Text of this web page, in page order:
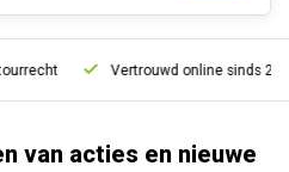
Vertrouwd online sinds 2006
van acties en nieuwe